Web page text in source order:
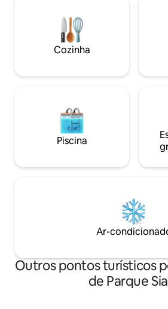
Jardim tropical com pérgula que
protege o dia todo e agradece com
frescor e colorido. Piscina infinita que
conecta suas águas ao horizonte
colorido, uma imagem que muda
compacta com vista para o mar. Todos
os quartos têm sua própria saída para
jardim, melhorando a privacidade uns
dos outros. Cada canto da Villa
as melhores sensações e recebe
para aproveitar ao máximo suas
Cozinha
Piscina
Ar-
Outros pontos turísticos
de Parque